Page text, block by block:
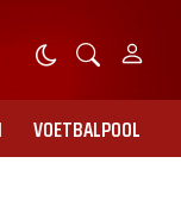
VOETBALPOOL